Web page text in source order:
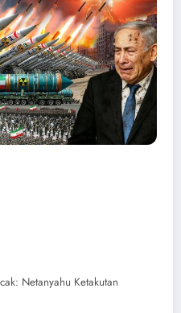
Netanyahu Ketakutan